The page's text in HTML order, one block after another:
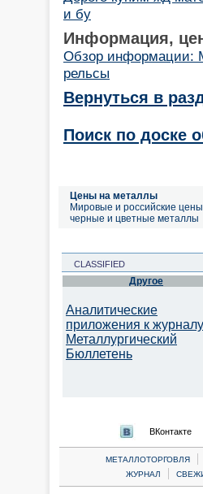
и бу
Информация,
Обзор информации:
рельсы
Вернуться в
Поиск по доске
Цены на металлы
Мировые и российские
черные и цветные металлы
CLASSIFIED
Другое
Аналитические
приложения к журналу
Металлургический
Бюллетень
ВКонтакте
МЕТАЛЛОТОРГОВЛЯ |
ЖУРНАЛ
|